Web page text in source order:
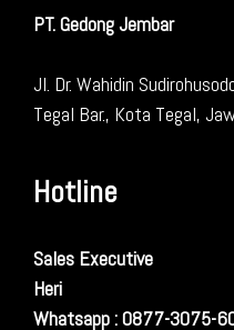
PT. Gedong Jembar
Jl. Dr. Wahidin
Tegal Bar., Kota Tegal,
Hotline
Sales Executive
Heri
Whatsapp : 0877-3075-